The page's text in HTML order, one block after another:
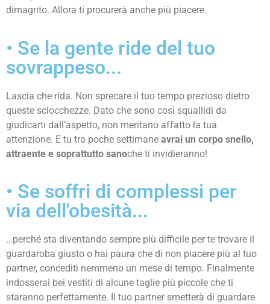
dimagrito. Allora ti procurerà anche più piacere.
• Se la gente ride del tuo
sovrappeso...
Lascia che rida. Non sprecare il tuo tempo prezioso dietro
queste sciocchezze. Dato che sono così squallidi da
giudicarti dall’aspetto, non meritano affatto la tua
attenzione. E tu tra poche settimane avrai un corpo snello,
attraente e soprattutto sanoche ti invidieranno!
• Se soffri di complessi per
via dell'obesità...
…perché sta diventando sempre più difficile per te trovare il
guardaroba giusto o hai paura che di non piacere più al tuo
partner, concediti nemmeno un mese di tempo. Finalmente
indosserai bei vestiti di alcune taglie più piccole che ti
staranno perfettamente. Il tuo partner smetterà di guardare